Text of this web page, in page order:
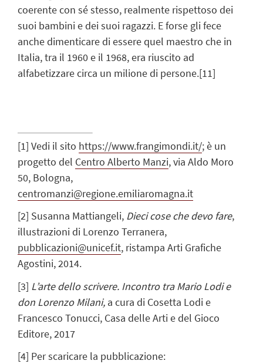
coerente con sé stesso, realmente rispettoso dei
suoi bambini e dei suoi ragazzi. E forse gli fece
anche dimenticare di essere quel maestro che in
Italia, tra il 1960 e il 1968, era riuscito ad
alfabetizzare circa un milione di persone.[11]
[1] Vedi il sito https://www.frangimondi.it/; è un
progetto del Centro Alberto Manzi, via Aldo Moro
50, Bologna,
centromanzi@regione.emiliaromagna.it
[2] Susanna Mattiangeli, Dieci cose che devo fare,
illustrazioni di Lorenzo Terranera,
pubblicazioni@unicef.it, ristampa Arti Grafiche
Agostini, 2014.
[3] L’arte dello scrivere. Incontro tra Mario Lodi e
don Lorenzo Milani, a cura di Cosetta Lodi e
Francesco Tonucci, Casa delle Arti e del Gioco
Editore, 2017
[4] Per scaricare la pubblicazione: